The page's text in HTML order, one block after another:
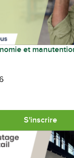
et
S'inscrire